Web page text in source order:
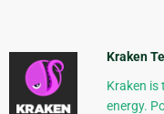
Kraken
Kraken is
energy.